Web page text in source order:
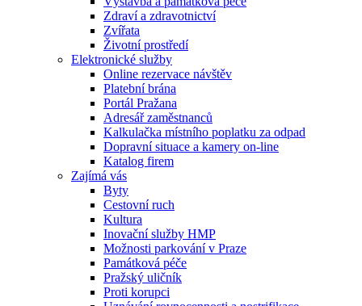
Zdraví a zdravotnictví
Zvířata
Životní prostředí
Elektronické služby
Online rezervace návštěv
Platební brána
Portál Pražana
Adresář zaměstnanců
Kalkulačka místního poplatku za odpad
Dopravní situace a kamery on-line
Katalog firem
Zajímá vás
Byty
Cestovní ruch
Kultura
Inovační služby HMP
Možnosti parkování v Praze
Památková péče
Pražský uličník
Proti korupci